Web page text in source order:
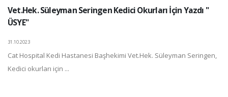
Vet.Hek. Süleyman Seringen Kedici Okurları İçin Yazdı "
ÜSYE"
31.10.2023
Cat Hospital Kedi Hastanesi Başhekimi Vet.Hek. Süleyman Seringen,
Kedici okurları için ...